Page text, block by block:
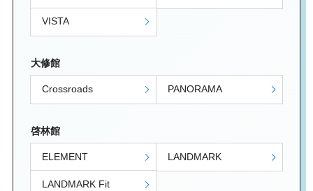
VISTA
大修館
Crossroads PANORAMA
啓林館
ELEMENT LANDMARK
LANDMARK Fit